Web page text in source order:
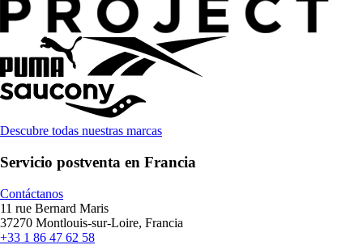
Descubre todas nuestras marcas
Servicio postventa en Francia
Contáctanos
11 rue Bernard Maris
37270 Montlouis-sur-Loire, Francia
+33 1 86 47 62 58